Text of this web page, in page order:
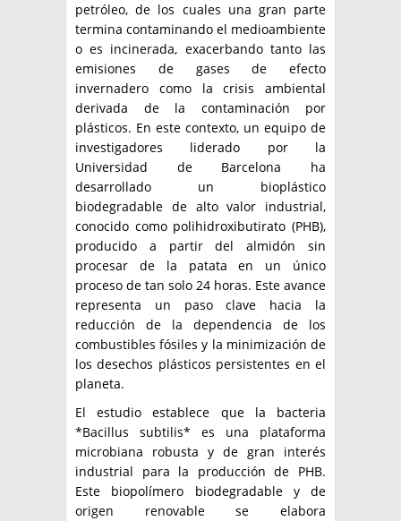
petróleo, de los cuales una gran parte
termina contaminando el medioambiente
o es incinerada, exacerbando tanto las
emisiones de gases de efecto
invernadero como la crisis ambiental
derivada de la contaminación por
plásticos. En este contexto, un equipo de
investigadores liderado por la
Universidad de Barcelona ha
desarrollado un bioplástico
biodegradable de alto valor industrial,
conocido como polihidroxibutirato (PHB),
producido a partir del almidón sin
procesar de la patata en un único
proceso de tan solo 24 horas. Este avance
representa un paso clave hacia la
reducción de la dependencia de los
combustibles fósiles y la minimización de
los desechos plásticos persistentes en el
planeta.
El estudio establece que la bacteria
*Bacillus subtilis* es una plataforma
microbiana robusta y de gran interés
industrial para la producción de PHB.
Este biopolímero biodegradable y de
origen renovable se elabora